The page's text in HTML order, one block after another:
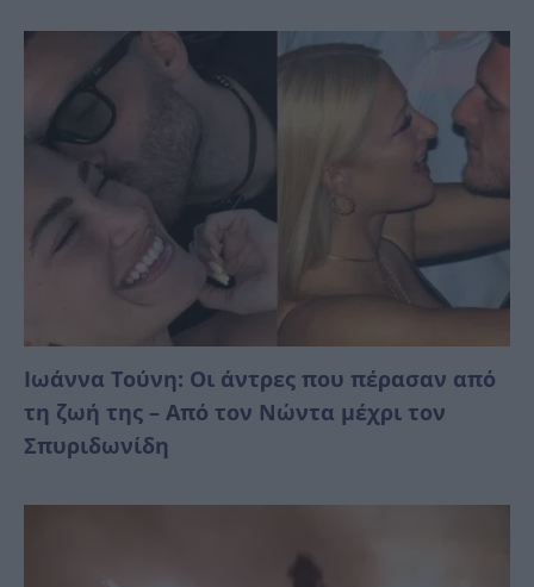
Ιωάννα Τούνη: Οι άντρες που πέρασαν από
τη ζωή της – Από τον Νώντα μέχρι τον
Σπυριδωνίδη